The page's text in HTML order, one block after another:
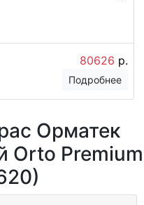
80626 р.
Подробнее
Орматек
Orto Premium